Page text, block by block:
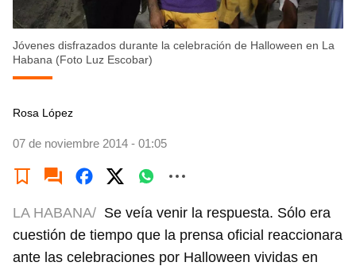
Jóvenes disfrazados durante la celebración de Halloween en La
Habana (Foto Luz Escobar)
Rosa López
07 de noviembre 2014 - 01:05
LA HABANA/ Se veía venir la respuesta. Sólo era
cuestión de tiempo que la prensa oficial reaccionara
ante las celebraciones por Halloween vividas en